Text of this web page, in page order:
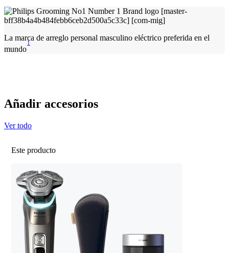
La marca de arreglo personal masculino eléctrico preferida en el
mundo
1
Añadir accesorios
Ver todo
Este producto